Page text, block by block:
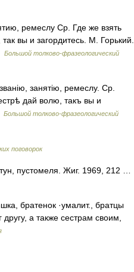
ремеслу Ср. Где же взять
вы и загордитесь. М. Горький.
Большой толково-фразеологический
занятію, ремеслу. Ср.
дай волю, такъ вы и
Большой толково-фразеологический
поговорок
пустомеля. Жиг. 1969, 212 …
братенок ·умалит., братцы
а также сестрам своим,